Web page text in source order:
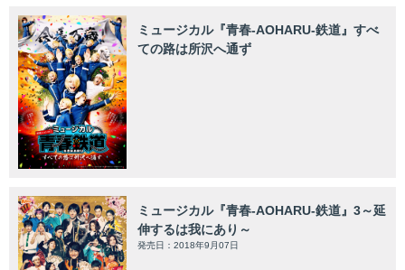
ミュージカル『青春-AOHARU-鉄道』すべ
ての路は所沢へ通ず
ミュージカル『青春-AOHARU-鉄道』3～延
伸するは我にあり～
発売日：2018年9月07日